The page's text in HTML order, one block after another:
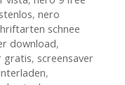
, nero
schnee
download,
gratis, screensaver
,